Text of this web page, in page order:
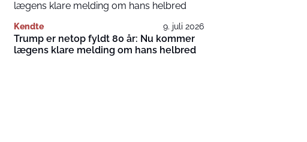
Kendte 9. juli 2026
Trump er netop fyldt 80 år: Nu kommer
lægens klare melding om hans helbred